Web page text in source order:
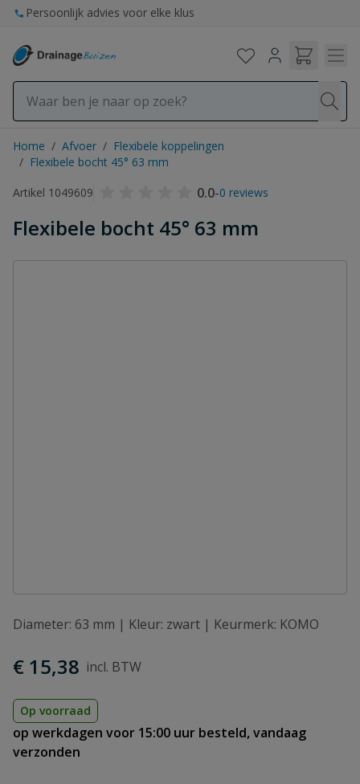
Ga naar de inhoud
Persoonlijk advies voor elke klus
Home / Afvoer / Flexibele koppelingen
/ Flexibele bocht 45° 63 mm
Artikel 1049609
0.0-0 reviews
Flexibele bocht 45° 63 mm
Diameter: 63 mm | Kleur: zwart | Keurmerk: KOMO
€ 15,38
Op voorraad
op werkdagen voor 15:00 uur besteld, vandaag
verzonden